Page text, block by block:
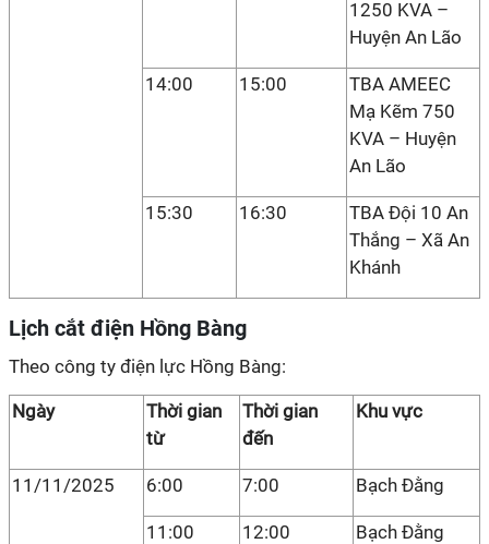
1250 KVA –
Huyện An Lão
14:00 15:00
TBA AMEEC
Mạ Kẽm 750
KVA – Huyện
An Lão
15:30 16:30
TBA Đội 10 An
Thắng – Xã An
Khánh
Lịch cắt điện Hồng Bàng
Theo công ty điện lực Hồng Bàng:
Ngày
Thời gian
từ
Thời gian
đến
Khu vực
11/11/2025 6:00 7:00 Bạch Đằng
11:00 12:00 Bạch Đằng